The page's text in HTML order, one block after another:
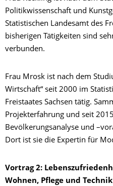
Politikwissenschaft und
Statistischen Landesamt des
bisherigen Tätigkeiten sind
verbunden.
Frau Mrosk ist nach dem
Wirtschaft“ seit 2000 im
Freistaates Sachsen tätig.
Projekterfahrung und seit
Bevölkerungsanalyse und
Dort ist sie die Expertin für
Vortrag 2:
Wohnen, Pflege und